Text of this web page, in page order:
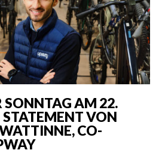
SONNTAG AM 22.
STATEMENT VON
CO-